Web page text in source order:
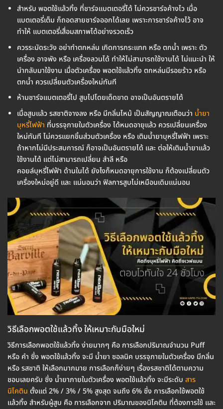
สำหรับ พอตใช้แล้วทิ้ง ที่ชาร์จแบตเตอรี่ได้ ไม่ควรชาร์จค้างไว เมื่อ
แบตเตอรี่เต็ม ก็ถอดสายชาร์จออกได้เลย เพราะการชาร์จค้างไว้ อาจ
ทำให้ แบตเตอรี่เสื่อมสภาพได้อย่างรวดเร็ว
ควรระมัดระวัง อย่าทำตกหล่น เกิดการกระแทก หรือ ตกน้ำ เพราะ ตัว
เครื่อง อาจพัง หรือ เครื่องลวนได้ ทำให้ไม่สามารถใช้งานได้ ไม่แนะนำ ให้
นำกลับมาใช้งาน เมื่อตัวเครื่อง พอตใช้แล้วทิ้ง ตกหล่นมีรอยร้าว หรือ
ตกน้ำ ควรเปลี่ยนตัวเครื่องใหม่ทันที
ห้ามชาร์จแบตเตอรี่ไป สูบไปโดยเด็ดขาด อาจเป็นอันตรายได้
เมื่อสูบแล้ว รสชาติจางลง หรือ มีกลิ่นไหม้ เป็นสัญญาณเตือนว่า น้ำยา
บุหรี่ไฟฟ้า ที่บรรจุภายในตัวเครื่อง ได้หมดอายุแล้ว ควรเปลี่ยนเครื่อง
ใหม่ทันที ไม่ควรแยกชิ้นส่วนตัวเครื่อง หรือ เติมน้ำยาบุหรี่ไฟฟ้า เพราะ
ถ้าหากไม่มีประสบการณ์ ก็อาจเป็นอันตรายได้ และ ต่อให้เติมน้ำยาแล้ว
ใช้งานได้ แต่ไม่สามารถเปลี่ยน สำลี หรือ
คอยล์บุหรี่ไฟฟ้า ด้านในได้ ยังไงก็หมดอายุการใช้งาน ก็ต้องเปลี่ยนตัว
เครื่องใหม่อยู่ดี และ แน่นอนว่า ฟิลการสูบไม่เหมือนเดิมแน่นอน
วิธีเลือกพอตใช้แล้วทิ้ง ให้เหมาะกับมือใหม่
วิธีการเลือกพอตใช้แล้วทิ้ง ง่ายมากๆ คือ การเลือกปริมาณจำนวน Puff
หรือ คำ ซึ่ง พอตใช้แล้วทิ้ง จะมี น้ำยา ซอลนิค บรรจุภายในตัวเครื่อง มีกลิ่น
หรือ รสชาติ ให้เลือกมากมาย การเลือกก็ง่ายๆ เรื่องรสชาติได้ตามความ
ชอบเลยครับ ซึ่ง น้ำยาภายในตัวเครื่อง พอตใช้แล้วทิ้ง จะมีระดับ สาร
นิโคติน ตั้งแต่ 2% / 3% / 5% สูงสุด จนถึง 6% ซึ่ง การเลือกใช้พอตใช้
แล้วทิ้ง สำหรับผู้สูบ คือ การเลือกจาก ปริมาณของนิโคติน ที่ต้องการใช้ และ